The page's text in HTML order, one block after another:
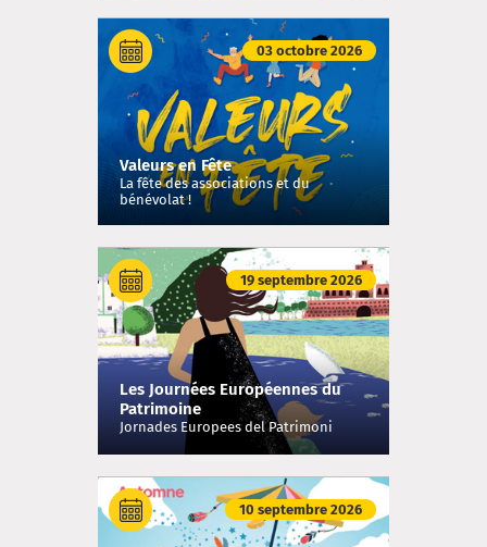
03 octobre 2026
Valeurs en Fête
La fête des associations et du
bénévolat !
19 septembre 2026
Les Journées Européennes du
Patrimoine
Jornades Europees del Patrimoni
10 septembre 2026